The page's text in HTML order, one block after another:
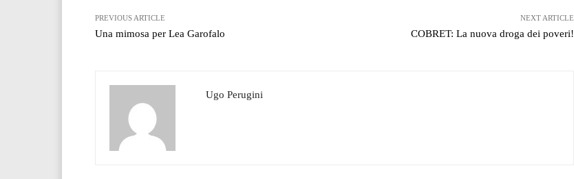
PREVIOUS ARTICLE
Una mimosa per Lea Garofalo
NEXT ARTICLE
COBRET: La nuova droga dei poveri!
Ugo Perugini